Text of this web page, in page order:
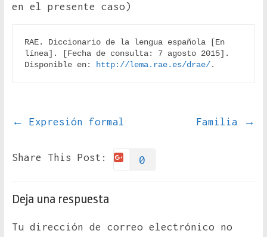
en el presente caso)
RAE. Diccionario de la lengua española [En
línea]. [Fecha de consulta: 7 agosto 2015].
Disponible en:
http://lema.rae.es/drae/.
← Expresión formal Familia →
Share This Post: 0
Deja una respuesta
Tu dirección de correo electrónico no